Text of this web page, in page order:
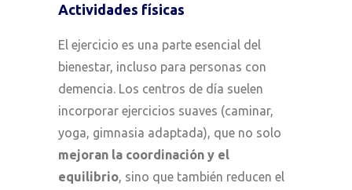
Actividades físicas
El ejercicio es una parte esencial del
bienestar, incluso para personas con
demencia. Los centros de día suelen
incorporar ejercicios suaves (caminar,
yoga, gimnasia adaptada), que no solo
mejoran la coordinación y el
equilibrio, sino que también reducen el